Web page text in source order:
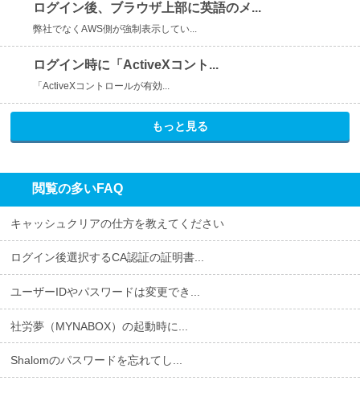
ログイン後、ブラウザ上部に英語のメ...
弊社でなくAWS側が強制表示してい...
ログイン時に「ActiveXコント...
「ActiveXコントロールが有効...
もっと見る
閲覧の多いFAQ
キャッシュクリアの仕方を教えてください
ログイン後選択するCA認証の証明書...
ユーザーIDやパスワードは変更でき...
社労夢（MYNABOX）の起動時に...
Shalomのパスワードを忘れてし...